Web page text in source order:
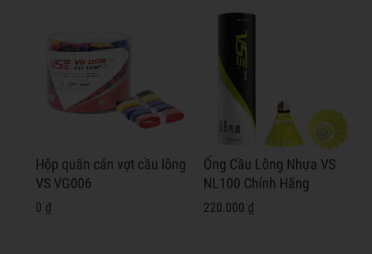
Hộp quấn cán vợt cầu lông
VS VG006
0 ₫
Ống Cầu Lông Nhựa VS
NL100 Chính Hãng
220.000 ₫